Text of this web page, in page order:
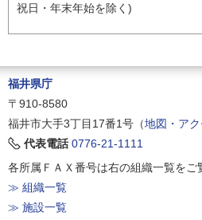
祝日・年末年始を除く)
福井県庁
〒910-8580
福井市大手3丁目17番1号（地図・アク
代表電話 0776-21-1111
各所属ＦＡＸ番号は右の組織一覧をご
≫ 組織一覧
≫ 施設一覧